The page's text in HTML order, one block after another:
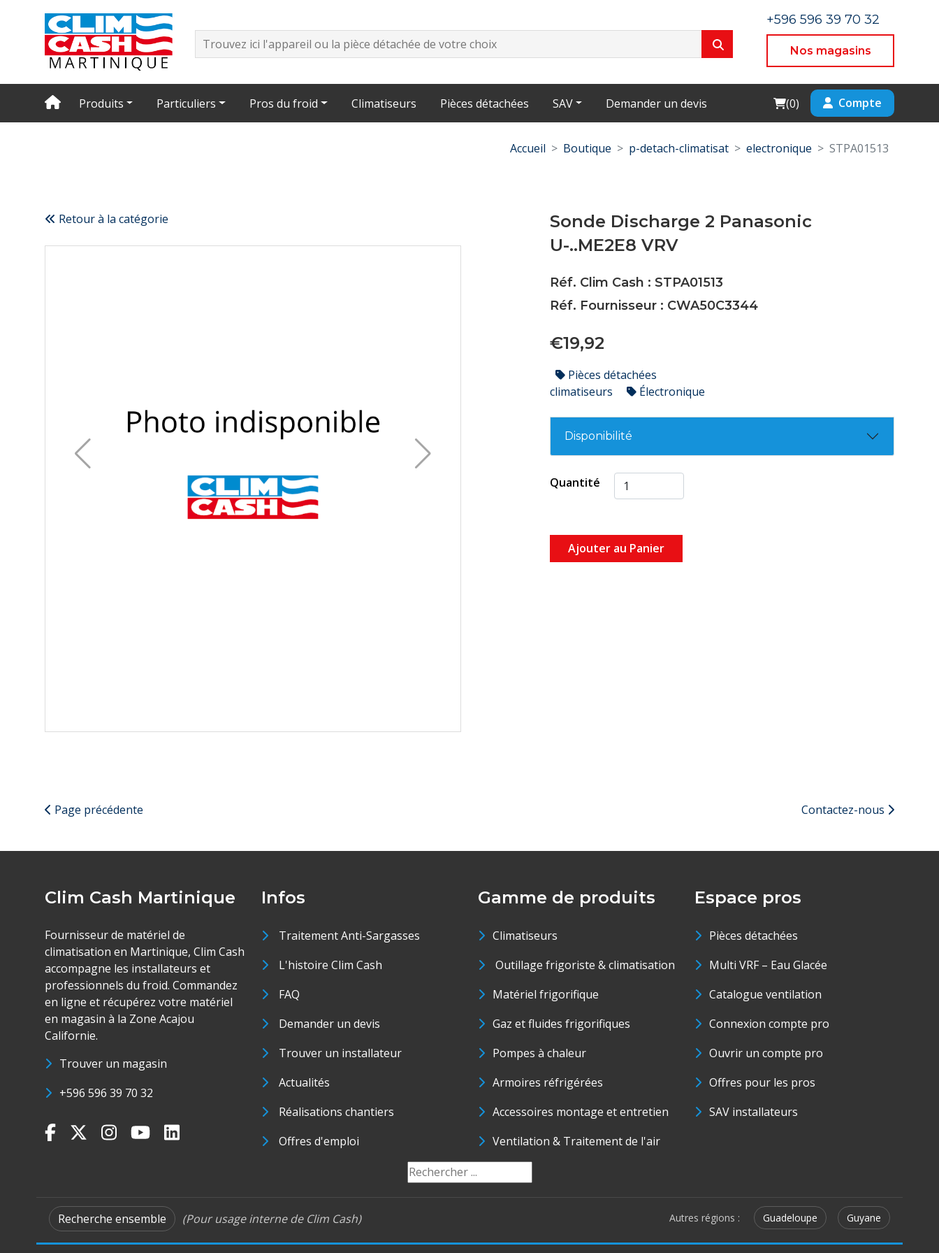
+596 596 39 70 32
Nos magasins
Produits Particuliers Pros du froid Climatiseurs Pièces détachées SAV Demander un devis Cart
(0) Compte
Accueil Boutique p-detach-climatisat electronique STPA01513
Retour à la catégorie
Sonde Discharge 2 Panasonic
U-..ME2E8 VRV
Réf. Clim Cash : STPA01513
Réf. Fournisseur : CWA50C3344
€19,92
Pièces détachées
climatiseurs
Électronique
Disponibilité
Quantité
Ajouter au Panier
Page précédente Contactez-nous
Clim Cash Martinique
Fournisseur de matériel de
climatisation en Martinique, Clim Cash
accompagne les installateurs et
professionnels du froid. Commandez
en ligne et récupérez votre matériel
en magasin à la Zone Acajou
Californie.
Trouver un magasin
+596 596 39 70 32
Infos
Traitement Anti-Sargasses
L'histoire Clim Cash
FAQ
Demander un devis
Trouver un installateur
Actualités
Réalisations chantiers
Offres d'emploi
Gamme de produits
Climatiseurs
Outillage frigoriste & climatisation
Matériel frigorifique
Gaz et fluides frigorifiques
Pompes à chaleur
Armoires réfrigérées
Accessoires montage et entretien
Ventilation & Traitement de l'air
Espace pros
Pièces détachées
Multi VRF – Eau Glacée
Catalogue ventilation
Connexion compte pro
Ouvrir un compte pro
Offres pour les pros
SAV installateurs
Recherche ensemble (Pour usage interne de Clim Cash) Autres régions : Guadeloupe Guyane